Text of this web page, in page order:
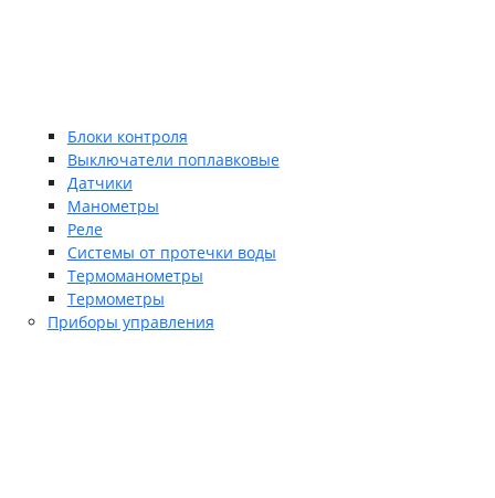
Блоки контроля
Выключатели поплавковые
Датчики
Манометры
Реле
Системы от протечки воды
Термоманометры
Термометры
Приборы управления